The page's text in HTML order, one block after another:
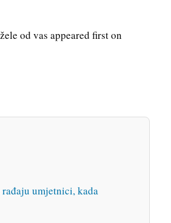
od vas appeared first on
umjetnici, kada